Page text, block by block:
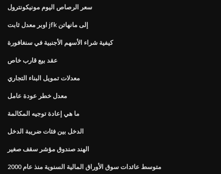
سعر الرصاص اليوم مونيكونترول
اوبر معدل ثابت jfk إلى مانهاتن
كيفية شراء الأسهم الأجنبية في سنغافورة
عقد بيع قارب خاص
معدلات تمويل البناء التجاري
معدل خطر عودة عامل
ما هي إعادة توجيه المكالمة
الدخل بين فئات ضريبة الدخل
الهند صندوق مؤشر سقف صغير
متوسط ​​عائدات سوق الأوراق المالية السنوية منذ عام 2000